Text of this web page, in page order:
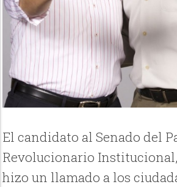
El candidato al Senado del
Revolucionario
hizo un llamado a los